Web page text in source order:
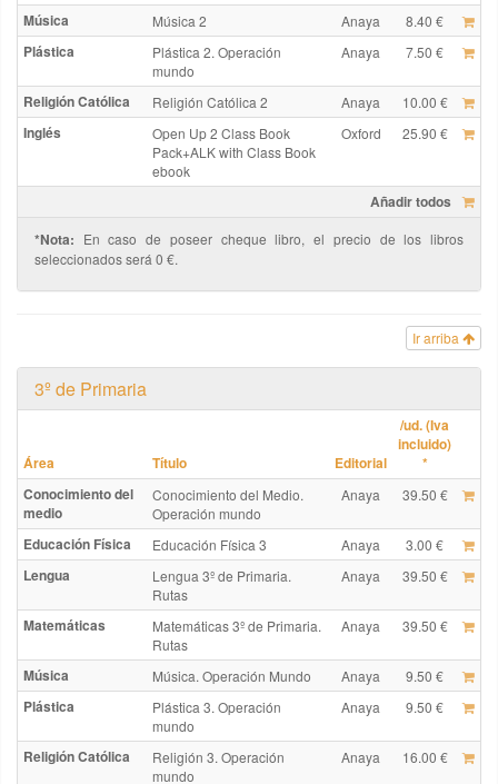
Música Música 2 Anaya 8.40 €
Plástica
Plástica 2. Operación
mundo
Anaya 7.50 €
Religión Católica Religión Católica 2 Anaya 10.00 €
Inglés
Open Up 2 Class Book
Pack+ALK with Class Book
ebook
Oxford 25.90 €
Añadir todos
*Nota: En caso de poseer cheque libro, el precio de los libros
seleccionados será 0 €.
Ir arriba
3º de Primaria
Área Título Editorial
/ud. (Iva
incluido)
*
Conocimiento del
medio
Conocimiento del Medio.
Operación mundo
Anaya 39.50 €
Educación Física Educación Física 3 Anaya 3.00 €
Lengua
Lengua 3º de Primaria.
Rutas
Anaya 39.50 €
Matemáticas
Matemáticas 3º de Primaria.
Rutas
Anaya 39.50 €
Música Música. Operación Mundo Anaya 9.50 €
Plástica
Plástica 3. Operación
mundo
Anaya 9.50 €
Religión Católica
Religión 3. Operación
mundo
Anaya 16.00 €